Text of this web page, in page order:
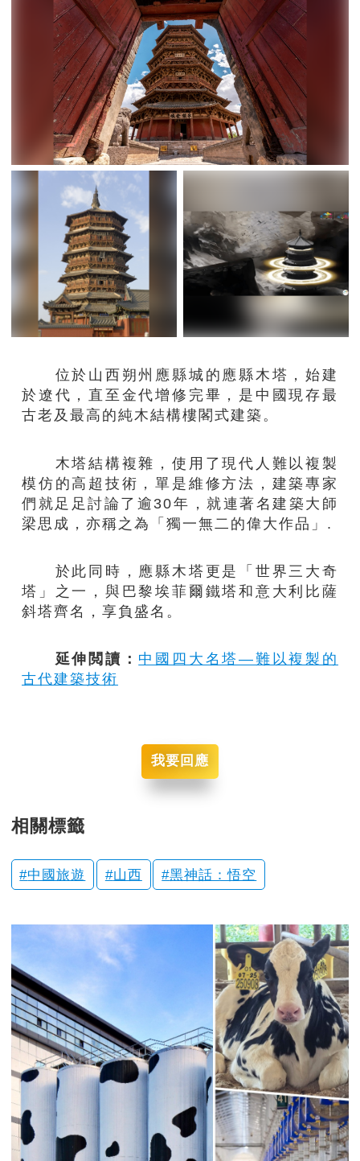
位於山西朔州應縣城的應縣木塔，始建
於遼代，直至金代增修完畢，是中國現存最
古老及最高的純木結構樓閣式建築。
木塔結構複雜，使用了現代人難以複製
模仿的高超技術，單是維修方法，建築專家
們就足足討論了逾30年，就連著名建築大師
梁思成，亦稱之為「獨一無二的偉大作品」.
於此同時，應縣木塔更是「世界三大奇
塔」之一，與巴黎埃菲爾鐵塔和意大利比薩
斜塔齊名，享負盛名。
延伸閲讀： 中國四大名塔—難以複製的
古代建築技術
我要回應
相關標籤
中國旅遊 山西 黑神話：悟空